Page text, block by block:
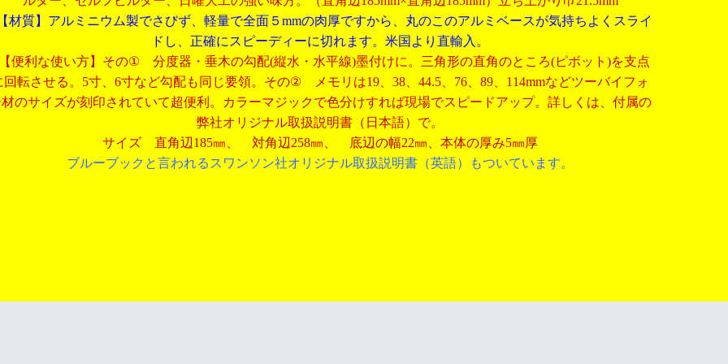
【材質】アルミニウム製でさびず、軽量で全面５ mmの肉厚ですから、丸のこのアルミベースが気持ちよくスライ
ドし、正確にスピーディーに切れます。米国より直輸入。
【便利な使い方】その① 分度器・垂木の勾配(縦水・水平線)墨付けに。三角形の直角のところ(ピボット )を支点
回転させる。 5寸、 6寸など勾配も同じ要領。その② メモリは19 38、 44.5 76 89、 114mmなどツーバイフォ
材のサイズが刻印されていて超便利。カラーマジックで色分けすれば現場でスピードアップ。詳しくは、付属の
弊社オリジナル取扱説明書（日本語）で。
サイズ 直角辺185㎜、 対角辺258㎜、 底辺の幅22㎜、本体の厚み5㎜厚
ブルーブックと言われるスワンソン社オリジナル取扱説明書（英語）もついています。